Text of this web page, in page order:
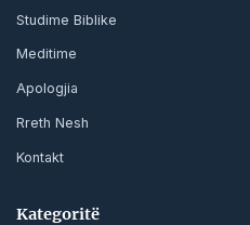
Studime Biblike
Meditime
Apologjia
Rreth Nesh
Kontakt
Kategoritë